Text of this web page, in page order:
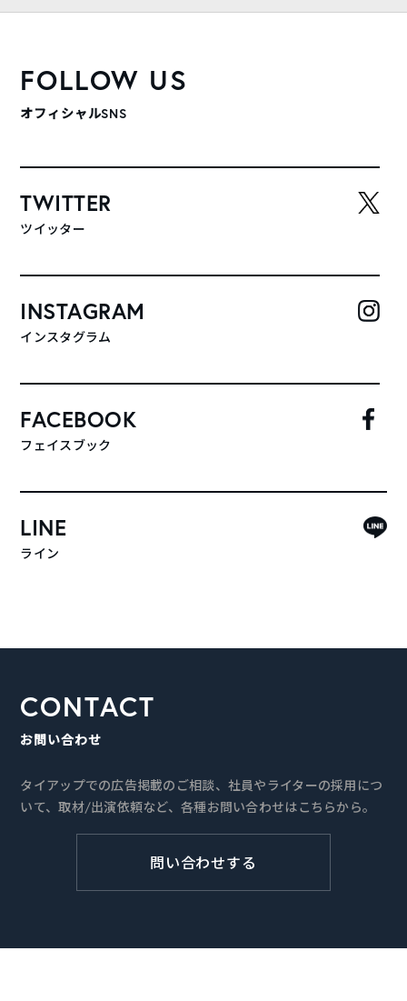
FOLLOW US
オフィシャルSNS
TWITTER
ツイッター
INSTAGRAM
インスタグラム
FACEBOOK
フェイスブック
LINE
ライン
CONTACT
お問い合わせ
タイアップでの広告掲載のご相談、社員やライターの採用につ
いて、取材/出演依頼など、各種お問い合わせはこちらから。
問い合わせする